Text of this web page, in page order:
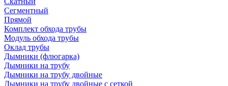
Сегментный
Прямой
Комплект обхода трубы
Модуль обхода трубы
Оклад трубы
Дымники (флюгарка)
Дымники на трубу
Дымники на трубу двoйные
Дымники на трубу двoйные с сеткой